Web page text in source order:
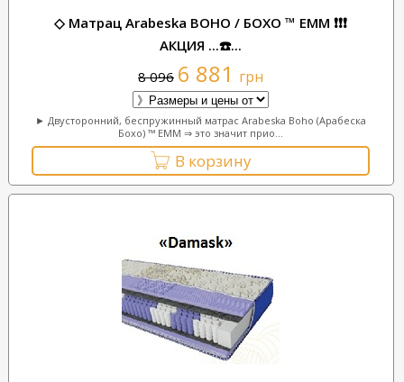
◇ Матрац Arabeska BOHO / БОХО ™ ЕММ ❗❗❗
АКЦИЯ ...☎️...
8 096 6 881 грн
► Двусторонний, беспружинный матрас Arabeska Boho (Арабеска
Бохо) ™ ЕММ ⇒ это значит прио...
В корзину